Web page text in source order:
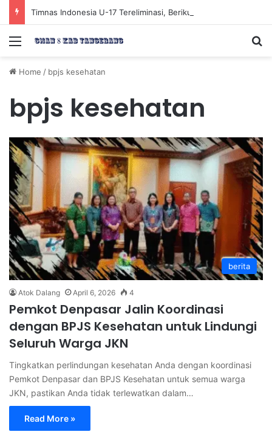
Menu
Home / bpjs kesehatan
bpjs kesehatan
berita
Atok Dalang April 6, 2026 4
Pemkot Denpasar Jalin Koordinasi
dengan BPJS Kesehatan untuk Lindungi
Seluruh Warga JKN
Tingkatkan perlindungan kesehatan Anda dengan koordinasi
Pemkot Denpasar dan BPJS Kesehatan untuk semua warga
JKN, pastikan Anda tidak terlewatkan dalam…
Read More »